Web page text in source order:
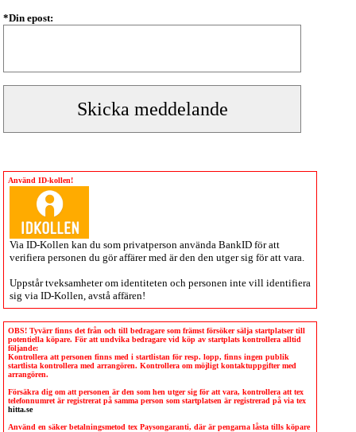
*Din epost:
Använd ID-kollen!
Via ID-Kollen kan du som privatperson använda BankID för att
verifiera personen du gör affärer med är den den utger sig för att vara.
Uppstår tveksamheter om identiteten och personen inte vill identifiera
sig via ID-Kollen , avstå affären!
OBS! Tyvärr finns det från och till bedragare som främst försöker sälja startplatser till
potentiella köpare. För att undvika bedragare vid köp av startplats kontrollera alltid
följande:
Kontrollera att personen finns med i startlistan för resp. lopp, finns ingen publik
startlista kontrollera med arrangören. Kontrollera om möjligt kontaktuppgifter med
arrangören.
Försäkra dig om att personen är den som hen utger sig för att vara, kontrollera att tex
telefonnumret är registrerat på samma person som startplatsen är registrerad på via tex
hitta.se
Använd en säker betalningsmetod tex Paysongaranti, där är pengarna låsta tills köpare